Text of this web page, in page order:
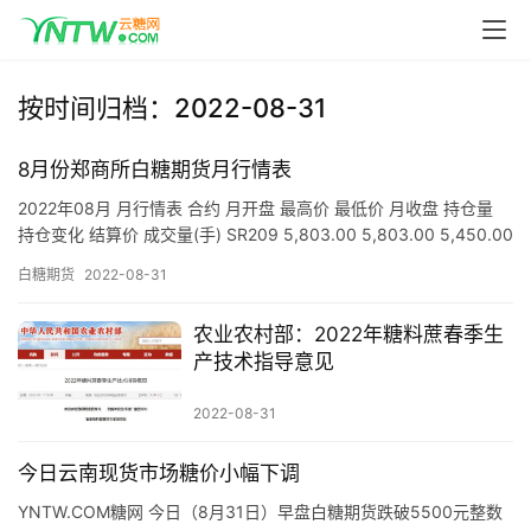
首
页
云
糖
公
众
号
现
货
按时间归档：2022-08-31
8月份郑商所白糖期货月行情表
2022年08月 月行情表 合约 月开盘 最高价 最低价 月收盘 持仓量
持仓变化 结算价 成交量(手) SR209 5,803.00 5,803.00 5,450.00
白糖期货 2022-08-31
农业农村部：2022年糖料蔗春季生
产技术指导意见
2022-08-31
今日云南现货市场糖价小幅下调
YNTW.COM糖网 今日（8月31日）早盘白糖期货跌破5500元整数